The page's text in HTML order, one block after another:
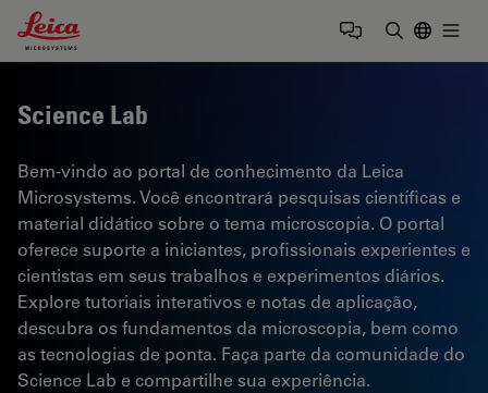
Leica Microsystems Logo
Science Lab
Bem-vindo ao portal de conhecimento da Leica
Microsystems. Você encontrará pesquisas científicas e
material didático sobre o tema microscopia. O portal
oferece suporte a iniciantes, profissionais experientes e
cientistas em seus trabalhos e experimentos diários.
Explore tutoriais interativos e notas de aplicação,
descubra os fundamentos da microscopia, bem como
as tecnologias de ponta. Faça parte da comunidade do
Science Lab e compartilhe sua experiência.